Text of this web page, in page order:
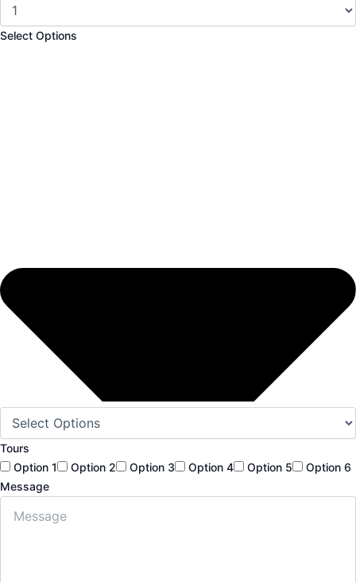
Select Options
Tours
Option 1
Option 2 Option 3 Option 4 Option 5
Option 6
Message